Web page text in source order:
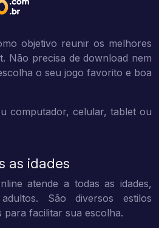
objetivo reunir os melhores
Não precisa de download nem
o seu jogo favorito e boa
computador, celular, tablet ou
as idades
atende a todas as idades,
São diversos estilos
para facilitar sua escolha.